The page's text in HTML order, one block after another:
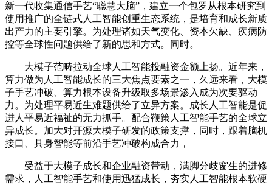
新一代收集通信手艺“聪慧大脑”，建立一个包罗从根本研究到
使用推广的全链式人工智能创重生态系统，是培育和成长新质
出产力的主要引擎。为处理诸如天气变化、资本欠缺、疾病防
控等全球性问题供给了新的思和方式。同时。
大模子范畴拉动全球人工智能投融资金额上扬。近年来，
算力做为人工智能成长的三大焦点要素之一，久远来看，大模
子手艺冲破、算力根本设备升级取多场景渗入成为次要驱动
力。为处理平易近生难题供给了立异方案。成长人工智能是促
进人平易近福祉的无力抓手。配合鞭策人工智能手艺的全球立
异成长。加大对开源大模子研发的政策支撑，同时，跟着脑机
接口、具身智能等前沿手艺冲破构成合力，
受益于大模子成长和企业融资带动，满脚分歧窗生的进修
需求，人工智能手艺和使用迅猛成长，夯实人工智能根本软硬